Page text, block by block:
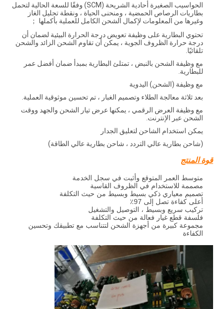
الحواسيب الصغيرة أحادية الشريحة (SCM) وفقًا للسعة الحالية لتحمل
بطاريات الرصاص الحمضية ، ومنحنى الحياة ، ونقطة تحليل الغاز
وغيرها من المعلومات لإكمال الشحن الكامل للعملية بأكملها ；
تحتوي البطارية على وظيفة تعويض درجة الحرارة البيئية لضمان أن
درجة حرارة الظروف الجوية ، يمكن أن تقاوم الشحن الزائد والشحن
تلقائيًا.
مع وظيفة الشحن بالنبض ، تمتلئ البطارية بمبدأ ضمان أفضل عمر
للبطارية.
مع وظيفة (الشحن) اليدوية
بعد ثلاثة معالجة الطلاء وتصميم الغبار ، تم تحسين موثوقية العملية.
مع وظيفة العرض الرقمي ، يمكنها عرض تيار الشحن والجهد ووقت
الشحن عبر الإنترنت.
يمكن استخدام الشاحن لتعليق الجدار
(شاحن بطارية عالي التردد ، شاحن بطارية عالي الطاقة)
قوة المنتج
متوسط ​​العمر المتوقع وأثبت في سجل الخدمة
مصممة للاستخدام في الظروف القاسية
تصميم معياري ذكي بسيط وبسيط من حيث التكلفة
أعلى كفاءة تصل إلى 97٪
تركيب سريع وبسيط ، التوصيل والتشغيل
فلسفة قطع غيار فعالة من حيث التكلفة
مجموعة كبيرة من أجهزة الشحن لتتناسب مع تطبيقك وتحسين
الكفاءة